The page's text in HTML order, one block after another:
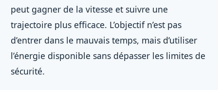
peut gagner de la vitesse et suivre une
trajectoire plus efficace. L’objectif n’est pas
d’entrer dans le mauvais temps, mais d’utiliser
l’énergie disponible sans dépasser les limites de
sécurité.